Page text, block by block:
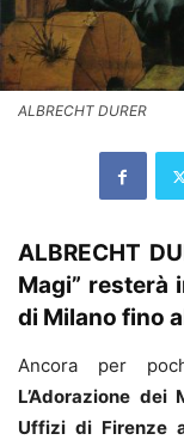
ALBRECHT DURER
ALBRECHT
Magi” resterà
di Milano fino
Ancora per
L’Adorazione dei
Uffizi di Firenze